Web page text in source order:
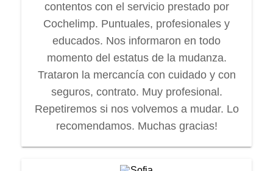
contentos con el servicio prestado por
Cochelimp. Puntuales, profesionales y
educados. Nos informaron en todo
momento del estatus de la mudanza.
Trataron la mercancía con cuidado y con
seguros, contrato. Muy profesional.
Repetiremos si nos volvemos a mudar. Lo
recomendamos. Muchas gracias!